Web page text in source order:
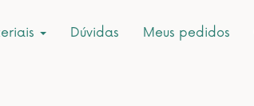
Dúvidas Meus pedidos